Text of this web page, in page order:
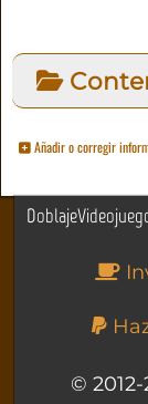
Añadir o corregir
©